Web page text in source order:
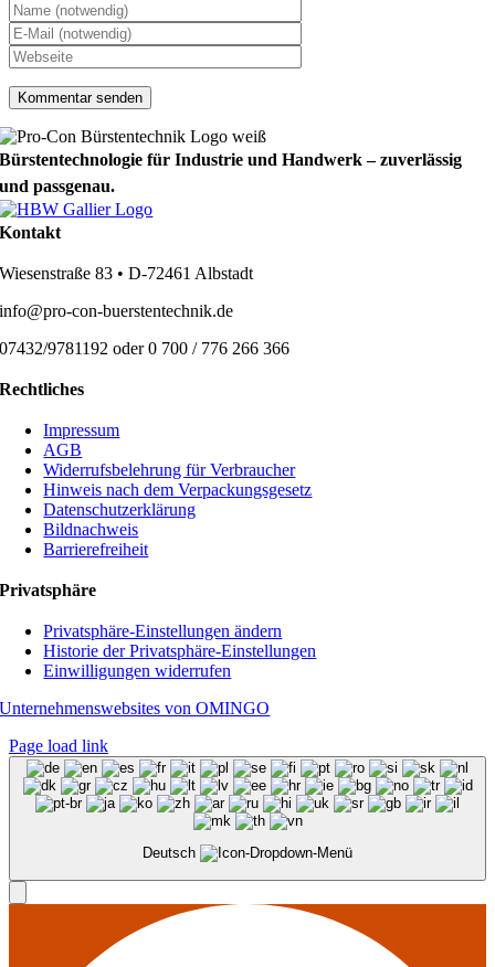
Bürstentechnologie für Industrie und Handwerk – zuverlässig
und passgenau.
Kontakt
Wiesenstraße 83 • D-72461 Albstadt
info@pro-con-buerstentechnik.de
07432/9781192 oder 0 700 / 776 266 366
Rechtliches
Impressum
AGB
Widerrufsbelehrung für Verbraucher
Hinweis nach dem Verpackungsgesetz
Datenschutzerklärung
Bildnachweis
Barrierefreiheit
Privatsphäre
Privatsphäre-Einstellungen ändern
Historie der Privatsphäre-Einstellungen
Einwilligungen widerrufen
Unternehmenswebsites von OMINGO
Page load link
Deutsch